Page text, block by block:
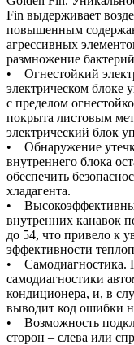
Fin выдерживает
повышенным
агрессивных
размножение
• Огнестойкий
электрическом блоке
с пределом
покрыта листовым
электрический блок
• Обнаружение
внутреннего блока
обеспечить
хладагента.
•
внутренних канавок
до 54, что привело к
эффективности
• Самодиагностика.
самодиагностики
кондиционера, и, в
выводит код ошибки
• Возможность
сторон – слева или